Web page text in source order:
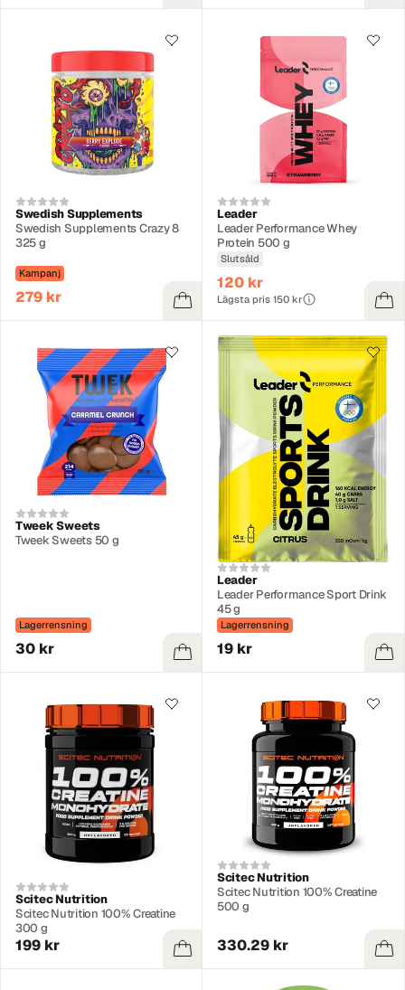
Swedish Supplements
Swedish Supplements Crazy 8
325 g
Kampanj
279 kr
Leader
Leader Performance Whey
Protein 500 g
Slutsåld
120 kr
Lägsta pris 150 kr
Tweek Sweets
Tweek Sweets 50 g
Lagerrensning
30 kr
Leader
Leader Performance Sport Drink
45 g
Lagerrensning
19 kr
Scitec Nutrition
Scitec Nutrition 100% Creatine
300 g
199 kr
Scitec Nutrition
Scitec Nutrition 100% Creatine
500 g
330.29 kr